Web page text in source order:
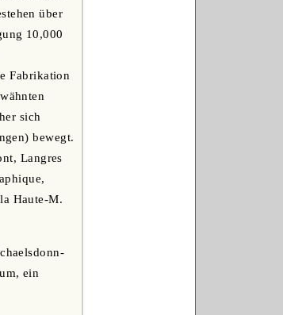
über
10,000
Fabrikation
sich
bewegt.
Langres
Haute-M.
ein